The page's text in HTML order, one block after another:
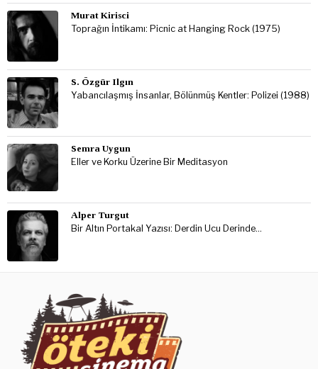
Murat Kirisci
Toprağın İntikamı: Picnic at Hanging Rock (1975)
S. Özgür Ilgın
Yabancılaşmış İnsanlar, Bölünmüş Kentler: Polizei (1988)
Semra Uygun
Eller ve Korku Üzerine Bir Meditasyon
Alper Turgut
Bir Altın Portakal Yazısı: Derdin Ucu Derinde…